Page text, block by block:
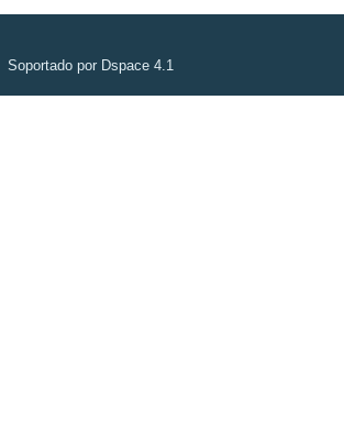
Soportado por Dspace 4.1